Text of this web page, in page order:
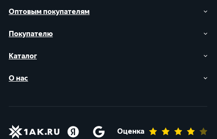
Оптовым покупателям
Покупателю
Каталог
О нас
Оценка